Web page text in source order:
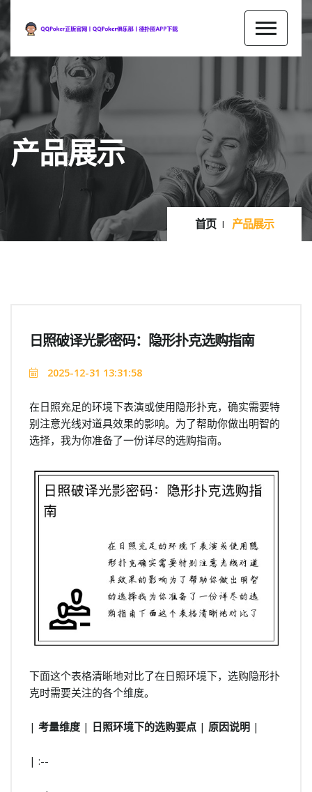
产品展示
首页 产品展示
日照破译光影密码：隐形扑克选购指南
2025-12-31 13:31:58
在日照充足的环境下表演或使用隐形扑克，确实需要特
别注意光线对道具效果的影响。为了帮助你做出明智的
选择，我为你准备了一份详尽的选购指南。
下面这个表格清晰地对比了在日照环境下，选购隐形扑
克时需要关注的各个维度。
| 考量维度 | 日照环境下的选购要点 | 原因说明 |
| :--